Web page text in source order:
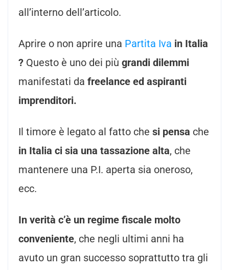
all’interno dell’articolo.
Aprire o non aprire una Partita Iva in Italia
? Questo è uno dei più grandi dilemmi
manifestati da freelance ed aspiranti
imprenditori.
Il timore è legato al fatto che si pensa che
in Italia ci sia una tassazione alta, che
mantenere una P.I. aperta sia oneroso,
ecc.
In verità c’è un regime fiscale molto
conveniente, che negli ultimi anni ha
avuto un gran successo soprattutto tra gli